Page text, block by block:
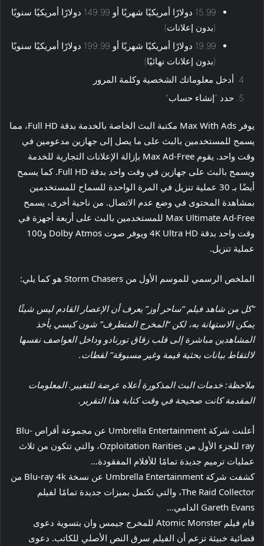
15.99 دولارًا أمريكيًا شهريًا أو 149.99 دولارًا أمريكيًا سنويًا
(بدون إعلانات)
19.99 دولارًا أمريكيًا شهريًا أو 199.99 دولارًا أمريكيًا سنويًا
(بدون إعلانات نهائيًا)
أدخل معلوماتك الشخصية وكلمة المرور
حدد “إنشاء حساب”
يوفر Max With Ads مكتبة البث الخاصة بالخدمة بدقة Full HD، مما
يسمح للمستخدمين بالبث على ما يصل إلى جهازين مدعومين في
وقت واحد. يقوم Max Ad-Free بإزالة الإعلانات التجارية للخدمة
ويسمح بالبث على جهازين في وقت واحد بدقة Full HD. كما يسمح
أيضًا بـ 30 عملية تنزيل في المرة الواحدة للسماح للمستخدمين
بمشاهدة المحتوى في وضع عدم الاتصال. من ناحية أخرى، يسمح
Max Ultimate Ad-Free للمستخدمين بالبث على أربعة أجهزة في
وقت واحد بدقة 4K Ultra HD ويوفر صوت Dolby Atmos و100
عملية تنزيل.
الملخص الرسمي للموسم الأول من Storm Chasers هو كما يلي:
“كل من شاهد فيلم “ساحر أوز” يعرف أن الإعصار القادم ليس شيئًا
يمكن الاستهانة به، لكن “المخرج المتطرف” شون كيسي يأخذ
المشاهدين مباشرة إلى قلب زقاق تورنادو وداخل العواصف نفسها
لالتقاط بيانات بحثية قيمة وغير مسبوقة” لقطات.
ملاحظة: خدمات البث المذكورة أعلاه عرضة للتغيير. المعلومات
المقدمة كانت صحيحة في وقت كتابة هذا التقرير.
أعلنت شركة Umbrella Entertainment عن مجموعة أقراص Blu-
ray للجزء الأول من Ozploitation Rarities، والتي تتكون من ثلاث
عمليات ترميم جديدة تمامًا للأفلام المفقودة…
كشفت شركة Umbrella Entertainment عن نسخة Blu-ray 4k من
The Raid Collector، والتي تكتمل بميزات جديدة تمامًا لفيلم
Gareth Evans الدامي…
قام فيلم Atomic Monster للمخرج جيمس وان بتسوية دعوى
قضائية خبيثة تزعم أن الفيلم سرق النص الأصلي للكاتب. دعوى